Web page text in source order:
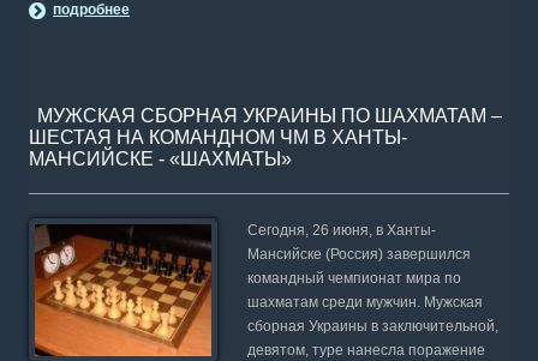
подробнее
МУЖСКАЯ СБОРНАЯ УКРАИНЫ ПО ШАХМАТАМ –
ШЕСТАЯ НА КОМАНДНОМ ЧМ В ХАНТЫ-
МАНСИЙСКЕ - «ШАХМАТЫ»
Сегодня, 26 июня, в Ханты-
Мансийске (Россия) завершился
командный чемпионат мира по
шахматам среди мужчин. Мужская
сборная Украины в заключительной,
девятом, туре нанесла поражение